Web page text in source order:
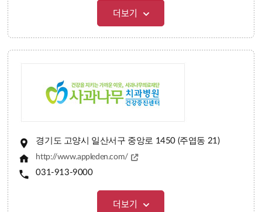
더보기
경기도 고양시 일산서구 중앙로 1450 (주엽동 21)
http://www.appleden.com/
031-913-9000
더보기